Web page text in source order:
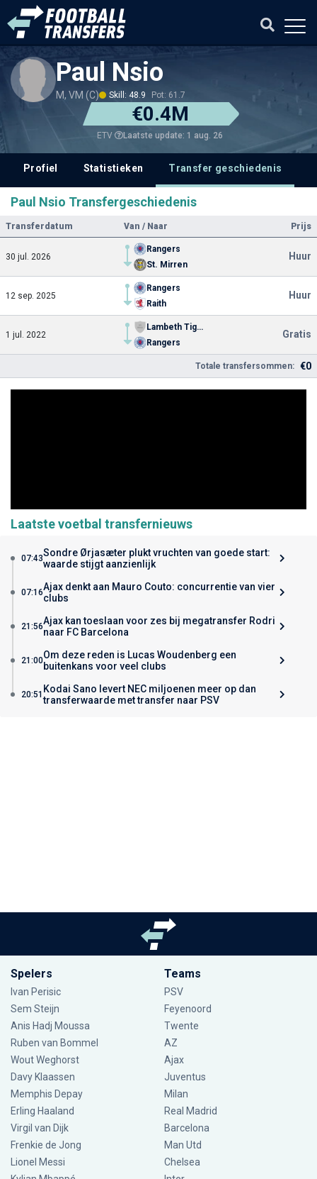
Paul Nsio
M, VM (C) Skill: 48.9 Pot: 61.7
€0.4M
ETV Laatste update: 1 aug. 26
Profiel Statistieken Transfer geschiedenis
Paul Nsio Transfergeschiedenis
Transferdatum Van / Naar Prijs
30 jul. 2026
Rangers
St. Mirren
Huur
12 sep. 2025
Rangers
Raith
Huur
1 jul. 2022
Lambeth Tigers
Rangers
Gratis
Totale transfersommen: €0
Laatste voetbal transfernieuws
07:43Sondre Ørjasæter plukt vruchten van goede start:
waarde stijgt aanzienlijk
07:16Ajax denkt aan Mauro Couto: concurrentie van vier
clubs
21:56Ajax kan toeslaan voor zes bij megatransfer Rodri
naar FC Barcelona
21:00Om deze reden is Lucas Woudenberg een
buitenkans voor veel clubs
20:51 Kodai Sano levert NEC miljoenen meer op dan
transferwaarde met transfer naar PSV
Spelers
Ivan Perisic
Sem Steijn
Anis Hadj Moussa
Ruben van Bommel
Wout Weghorst
Davy Klaassen
Memphis Depay
Erling Haaland
Virgil van Dijk
Frenkie de Jong
Lionel Messi
Teams
PSV
Feyenoord
Twente
AZ
Ajax
Juventus
Milan
Real Madrid
Barcelona
Man Utd
Chelsea